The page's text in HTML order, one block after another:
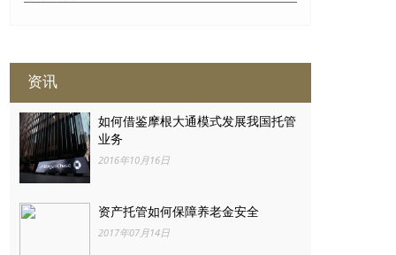
资讯
如何借鉴摩根大通模式发展我国托管
业务
2016年10月16日
资产托管如何保障养老金安全
2017年07月14日